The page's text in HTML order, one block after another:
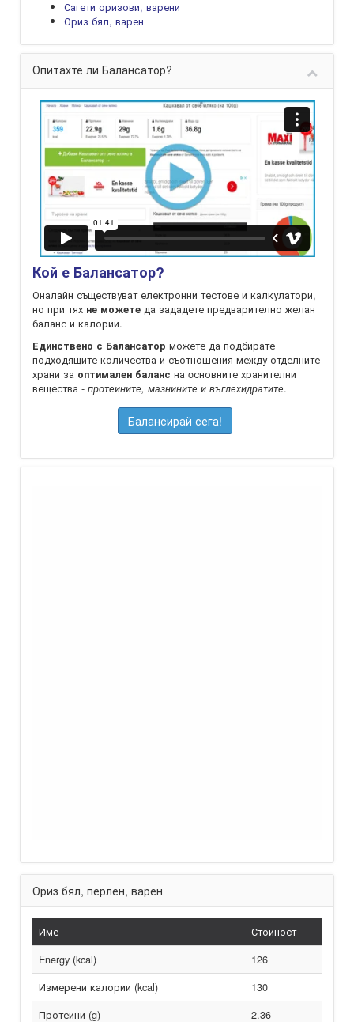
Сагети оризови, варени
Ориз бял, варен
Опитахте ли Балансатор?
Кой е Балансатор?
Оналайн съществуват електронни тестове и калкулатори,
но при тях не можете да зададете предварително желан
баланс и калории.
Единствено с Балансатор можете да подбирате
подходящите количества и съотношения между отделните
храни за оптимален баланс на oсновните хранителни
вещества - протеините, мазнините и въглехидратите.
Балансирай сега!
Ориз бял, перлен, варен
Име
Стойност
Energy (kcal)
126
Измерени калории (kcal)
130
Протеини (g)
2.36